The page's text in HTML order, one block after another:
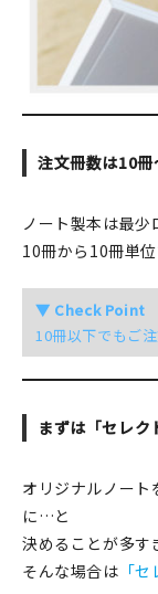
注文冊数は10冊
ノート製本は最少
10冊から10冊単
▼ Check Point
10冊以下でもご
まずは「セレク
オリジナルノート
に…と
決めることが多す
そんな場合は 「